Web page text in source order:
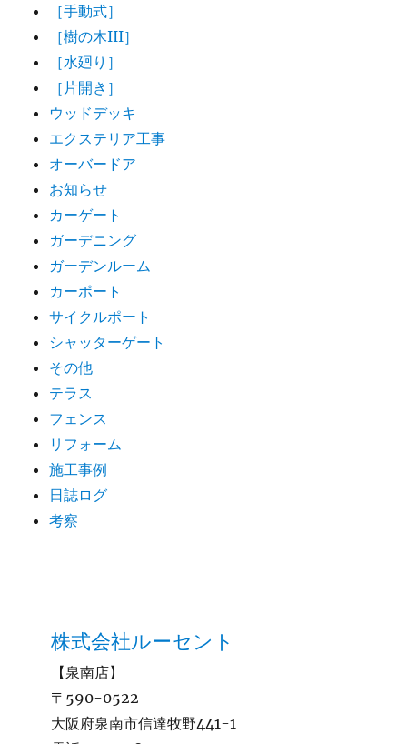
［手動式］
［樹の木III］
［水廻り］
［片開き］
ウッドデッキ
エクステリア工事
オーバードア
お知らせ
カーゲート
ガーデニング
ガーデンルーム
カーポート
サイクルポート
シャッターゲート
その他
テラス
フェンス
リフォーム
施工事例
日誌ログ
考察
株式会社ルーセント
【泉南店】
〒590-0522
大阪府泉南市信達牧野441-1